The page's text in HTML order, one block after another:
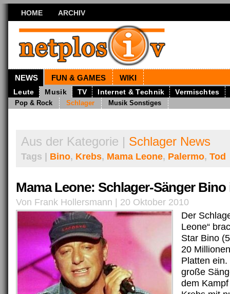
HOME ARCHIV
NEWS FUN & GAMES WIKI
Leute Musik TV Internet & Technik Vermischtes
Pop & Rock Schlager Musik Sonstiges
Aus der Kategorie | Schlager News
Tags | Bino, Krebs, Mama Leone, Palermo, Tod
Mama Leone: Schlager-Sänger
Von Frank Hollersmann | 20 Oktober 2010
Der
Leone“
Star Bino
20
Platten
große
dem